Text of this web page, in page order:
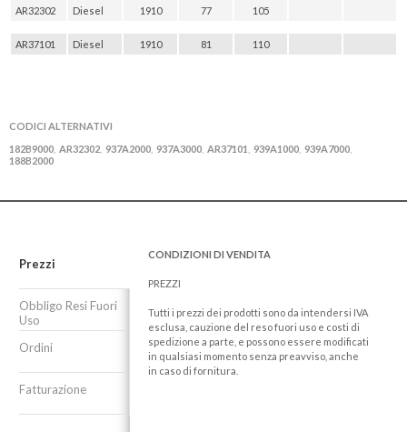
AR32302 Diesel 1910 77 105
AR37101 Diesel 1910 81 110
CODICI ALTERNATIVI
182B9000 AR32302 937A2000 937A3000 AR37101 939A1000 939A7000
188B2000
Prezzi
Obbligo Resi Fuori
Uso
Ordini
Fatturazione
CONDIZIONI DI VENDITA
PREZZI
Tutti i prezzi dei prodotti sono da intendersi IVA
esclusa, cauzione del reso fuori uso e costi di
spedizione a parte, e possono essere modificati
in qualsiasi momento senza preavviso, anche
in caso di fornitura.